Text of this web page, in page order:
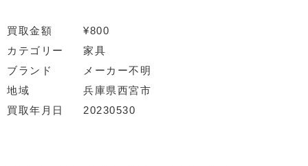
買取金額
¥800
カテゴリー
家具
ブランド
メーカー不明
地域
兵庫県西宮市
買取年月日
20230530